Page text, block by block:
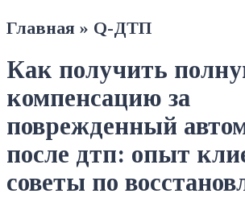
Главная » Q-ДТП
Как получить
компенсацию за
поврежденный
после дтп: опыт
советы по